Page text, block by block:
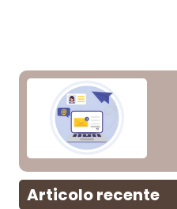
Articolo recente